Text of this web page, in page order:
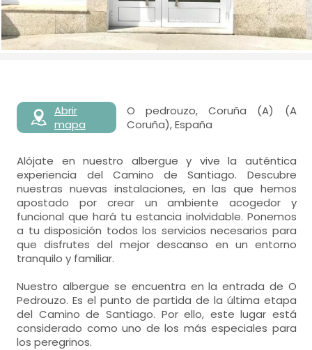
Abrir
mapa
O pedrouzo, Coruña (A) (A
Coruña), España
Alójate en nuestro albergue y vive la auténtica
experiencia del Camino de Santiago. Descubre
nuestras nuevas instalaciones, en las que hemos
apostado por crear un ambiente acogedor y
funcional que hará tu estancia inolvidable. Ponemos
a tu disposición todos los servicios necesarios para
que disfrutes del mejor descanso en un entorno
tranquilo y familiar.
Nuestro albergue se encuentra en la entrada de O
Pedrouzo. Es el punto de partida de la última etapa
del Camino de Santiago. Por ello, este lugar está
considerado como uno de los más especiales para
los peregrinos.